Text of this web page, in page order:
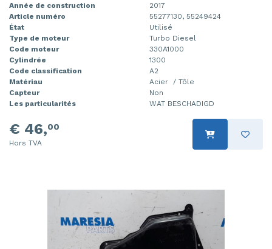
Année de construction
2017
Article numéro
55277130, 55249424
État
Utilisé
Type de moteur
Turbo Diesel
Code moteur
330A1000
Cylindrée
1300
Code classification
A2
Matériau
Acier / Tôle
Capteur
Non
Les particularités
WAT BESCHADIGD
€ 46,00
Hors TVA